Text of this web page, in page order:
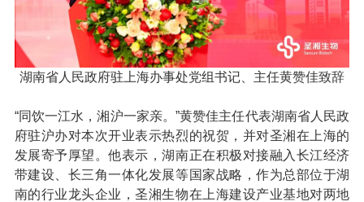
湖南省人民政府驻上海办事处党组书记、主任黄赞佳致辞
“同饮一江水，湘沪一家亲。”黄赞佳主任代表湖南省人民政
府驻沪办对本次开业表示热烈的祝贺，并对圣湘在上海的
发展寄予厚望。他表示，湖南正在积极对接融入长江经济
带建设、长三角一体化发展等国家战略，作为总部位于湖
南的行业龙头企业，圣湘生物在上海建设产业基地对两地